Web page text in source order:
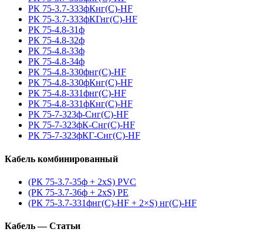
РК 75-3.7-333фКнг(С)-HF
РК 75-3.7-333фКГнг(С)-HF
РК 75-4.8-31ф
РК 75-4.8-32ф
РК 75-4.8-33ф
РК 75-4.8-34ф
РК 75-4.8-330фнг(С)-HF
РК 75-4.8-330фКнг(С)-HF
РК 75-4.8-331фнг(С)-HF
РК 75-4.8-331фКнг(С)-HF
РК 75-7-323ф-Снг(С)-HF
РК 75-7-323фК-Снг(С)-HF
РК 75-7-323фКГ-Снг(С)-HF
Кабель комбинированный
(РК 75-3.7-35ф + 2xS) PVC
(РК 75-3.7-36ф + 2xS) PE
(РК 75-3.7-331фнг(С)-HF + 2×S) нг(С)-HF
Кабель — Статьи